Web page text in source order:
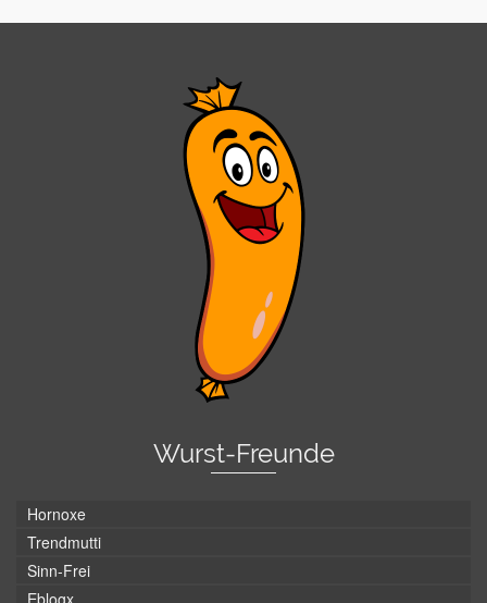
Wurst-Freunde
Hornoxe
Trendmutti
Sinn-Frei
Eblogx